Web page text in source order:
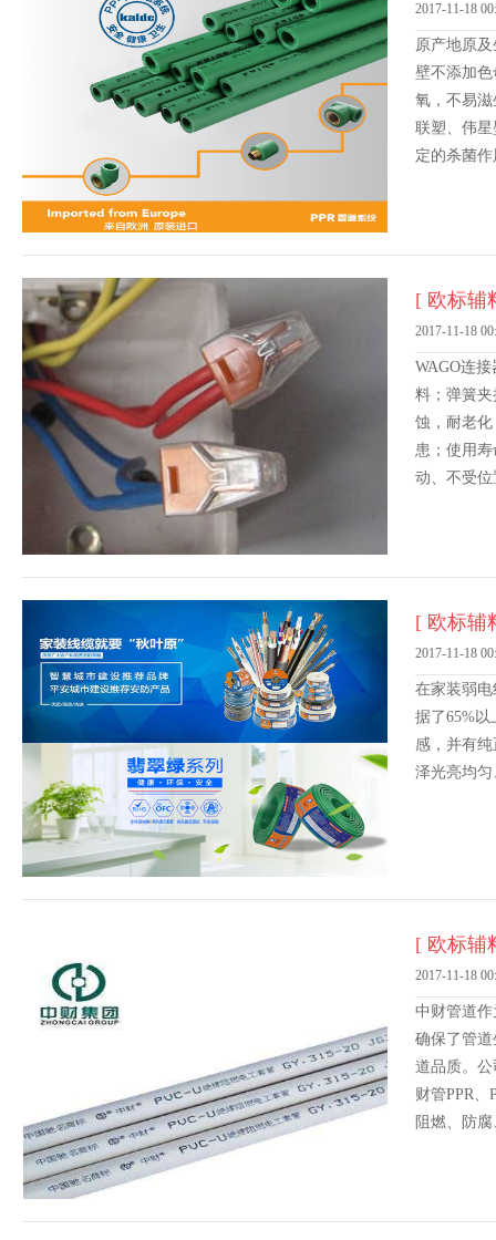
2017-11-18
原产地原
壁不添加
氧，不易
联塑、伟星
定的杀菌
[ 欧标辅
2017-11-18
WAGO连
料；弹簧
蚀，耐老
患；使用
动、不受
[ 欧标辅
2017-11-18
在家装弱
据了65%
感，并有
泽光亮均
[ 欧标辅
2017-11-18
中财管道
确保了管
道品质。
财管PPR
阻燃、防